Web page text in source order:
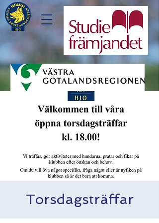
Torsdagsträffar